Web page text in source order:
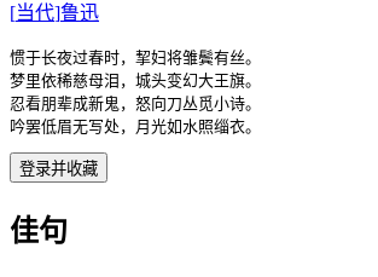
[当代]鲁迅
惯于长夜过春时，挈妇将雏鬓有丝。
梦里依稀慈母泪，城头变幻大王旗。
忍看朋辈成新鬼，怒向刀丛觅小诗。
吟罢低眉无写处，月光如水照缁衣。
登录并收藏
佳句